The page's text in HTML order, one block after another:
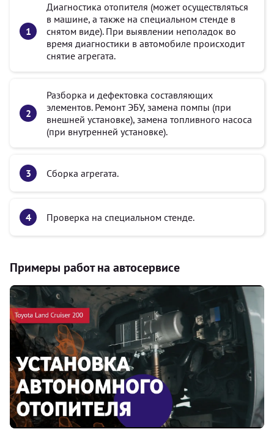
Диагностика отопителя (может осуществляться
в машине, а также на специальном стенде в
снятом виде). При выявлении неполадок во
время диагностики в автомобиле происходит
снятие агрегата.
Разборка и дефектовка составляющих
элементов. Ремонт ЭБУ, замена помпы (при
внешней установке), замена топливного насоса
(при внутренней установке).
Сборка агрегата.
Проверка на специальном стенде.
Примеры работ на автосервисе